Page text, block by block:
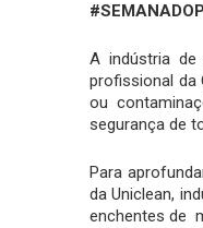
A indústria
profissional da
ou
segurança de
Para
da Uniclean,
enchentes de